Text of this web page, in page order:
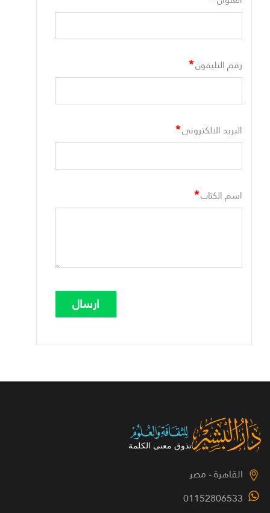
رقم التليفون*
البريد الالكترونى*
اسم الكتاب*
القاهرة - مصر
01152806533